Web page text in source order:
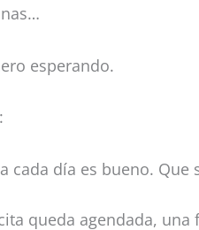
esperando.
cada día es bueno. Que
queda agendada,